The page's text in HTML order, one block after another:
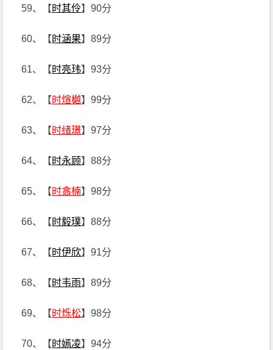
59、【时其伶】90分
60、【时涵果】89分
61、【时亮玮】93分
62、【时煊樾】99分
63、【时绪璟】97分
64、【时永顾】88分
65、【时翕楠】98分
66、【时毅璞】88分
67、【时伊欣】91分
68、【时韦雨】89分
69、【时烁松】98分
70、【时嫣凌】94分